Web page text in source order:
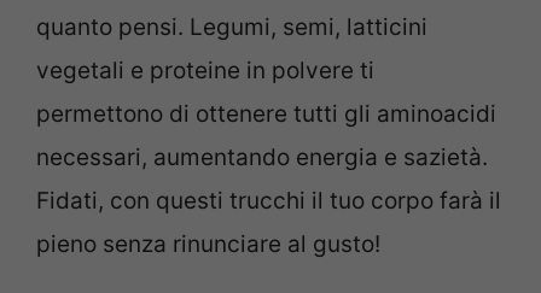
quanto pensi. Legumi, semi, latticini
vegetali e proteine in polvere ti
permettono di ottenere tutti gli aminoacidi
necessari, aumentando energia e sazietà.
Fidati, con questi trucchi il tuo corpo farà il
pieno senza rinunciare al gusto!